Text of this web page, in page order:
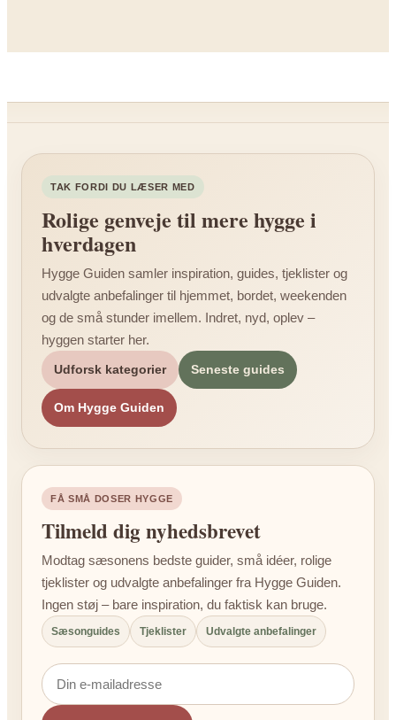
TAK FORDI DU LÆSER MED
Rolige genveje til mere hygge i
hverdagen
Hygge Guiden samler inspiration, guides, tjeklister og
udvalgte anbefalinger til hjemmet, bordet, weekenden
og de små stunder imellem. Indret, nyd, oplev –
hyggen starter her.
Udforsk kategorier Seneste guides
Om Hygge Guiden
FÅ SMÅ DOSER HYGGE
Tilmeld dig nyhedsbrevet
Modtag sæsonens bedste guider, små idéer, rolige
tjeklister og udvalgte anbefalinger fra Hygge Guiden.
Ingen støj – bare inspiration, du faktisk kan bruge.
Sæsonguides Tjeklister Udvalgte anbefalinger